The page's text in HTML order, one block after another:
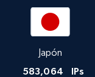
Japón
583,064 IPs